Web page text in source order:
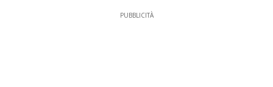
PUBBLICITÀ